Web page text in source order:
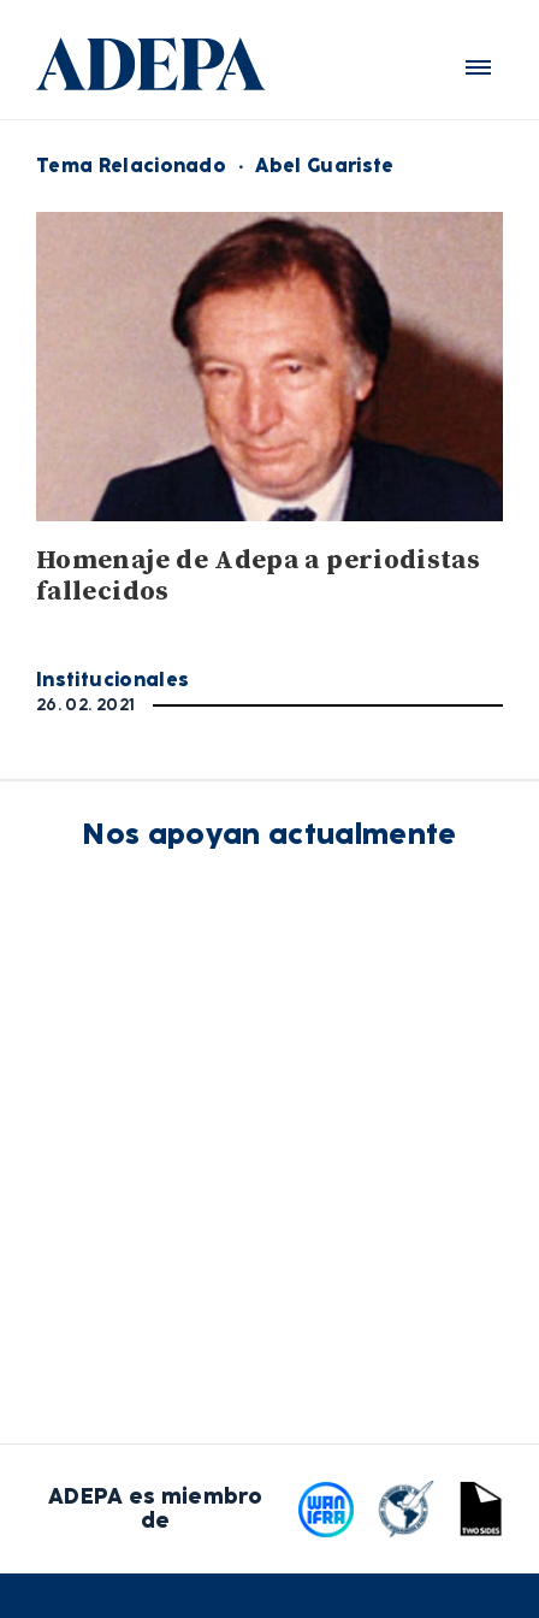
Tema Relacionado · Abel Guariste
Homenaje de Adepa a periodistas
fallecidos
Institucionales
26. 02. 2021
Nos apoyan actualmente
ADEPA es miembro
de